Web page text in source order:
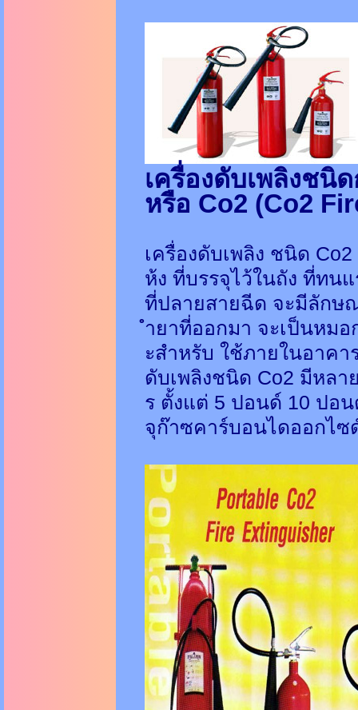
เครื่องดับเพลิงชนิ
หรือ Co2 (Co2
เครื่องดับเพลิง ชนิด
ห้ง ที่บรรจุไว้ในถัง ที่ทน
ที่ปลายสายฉีด จะมีลักษ
ำยาที่ออกมา จะเป็นหม
ะสำหรับ ใช้ภายในอาค
ดับเพลิงชนิด Co2 มีหล
ร ตั้งแต่ 5 ปอนด์ 10 ปอ
จุก๊าซคาร์บอนไดออกไซ